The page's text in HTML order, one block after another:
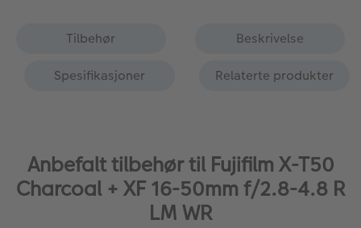
Tilbehør
Beskrivelse
Spesifikasjoner
Relaterte produkter
Anbefalt tilbehør til Fujifilm X-T50
Charcoal + XF 16-50mm f/2.8-4.8 R
LM WR